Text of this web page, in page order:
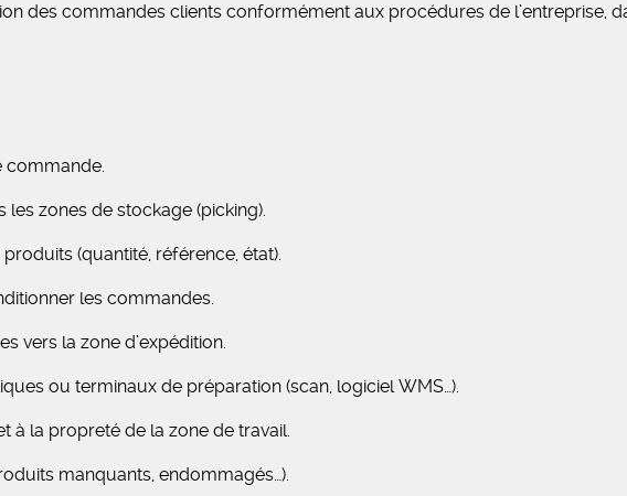
des commandes clients conformément aux procédures de l’entreprise,
commande.
les zones de stockage (picking).
(quantité, référence, état).
les commandes.
vers la zone d’expédition.
ou terminaux de préparation (scan, logiciel WMS…).
à la propreté de la zone de travail.
manquants, endommagés…).